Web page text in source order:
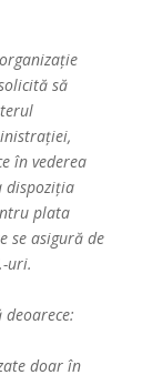
organizație
să
în vederea
dispoziția
plata
se asigură de
uri.
doar în